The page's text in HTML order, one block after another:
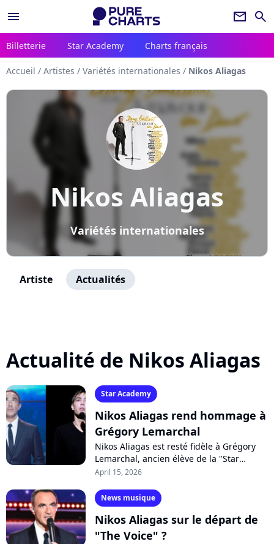
menu newsletter search
Billetterie Star Academy Charts français
Accueil / Artistes / Variétés internationales / Nikos Aliagas
Nikos Aliagas
Variétés internationales
Artiste Actualités
Actualité de Nikos Aliagas
Star Academy
Nikos Aliagas rend hommage à
Grégory Lemarchal
Nikos Aliagas est resté fidèle à Grégory
Lemarchal, ancien élève de la "Star
Academy". Disparu en 2007, le chanteur
April 15, 2026
News musique
Nikos Aliagas sur le départ de
"The Voice" ?